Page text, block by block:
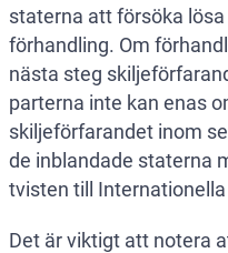
staterna att försöka
förhandling. Om
nästa steg
parterna inte kan enas
skiljeförfarandet inom
de inblandade staterna
tvisten till
Det är viktigt att notera